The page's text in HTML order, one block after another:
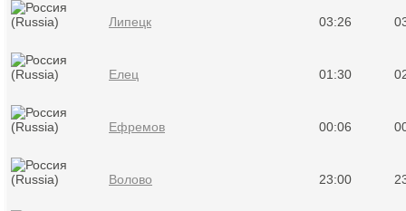
Липецк 03:26
Елец 01:30
Ефремов 00:06
Волово 23:00